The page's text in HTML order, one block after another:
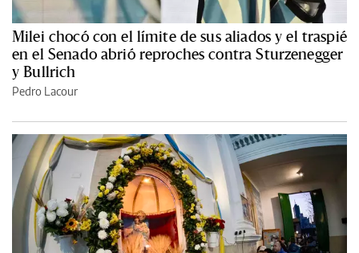
Milei chocó con el límite de sus aliados y el traspié
en el Senado abrió reproches contra Sturzenegger
y Bullrich
Pedro Lacour